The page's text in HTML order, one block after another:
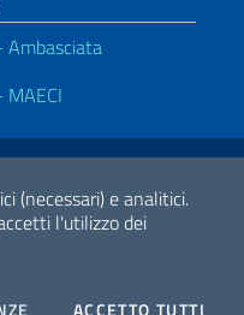
(necessari) e analitici.
l'utilizzo dei
COOKIESACCETTO TUTTI